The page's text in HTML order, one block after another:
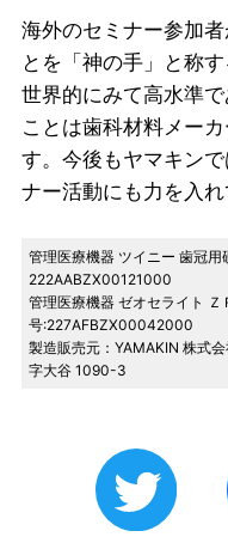
海外のセミナー参加
とを「神の手」と称
世界的にみて高水準
ことは歯科材料メー
す。今後もヤマキン
ナー活動にも力を入れ
管理医療機器 ツイニー 歯冠用
222AABZX00121000
管理医療機器 ゼオセライト Ｚ
号:227AFBZX00042000
製造販売元：YAMAKIN 株式
字大谷 1090-3